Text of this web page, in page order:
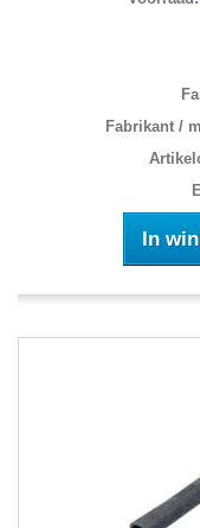
Fabrikant /
In